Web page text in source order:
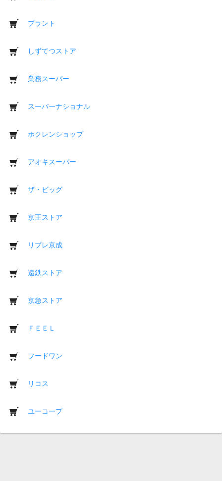
プラント
しずてつストア
業務スーパー
スーパーナショナル
ホクレンショップ
アオキスーパー
ザ・ビッグ
京王ストア
リブレ京成
遠鉄ストア
京急ストア
ＦＥＥＬ
フードワン
リコス
ユーコープ